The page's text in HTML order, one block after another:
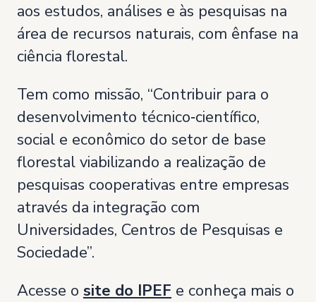
aos estudos, análises e às pesquisas na
área de recursos naturais, com ênfase na
ciência florestal.
Tem como missão, “Contribuir para o
desenvolvimento técnico‐científico,
social e econômico do setor de base
florestal viabilizando a realização de
pesquisas cooperativas entre empresas
através da integração com
Universidades, Centros de Pesquisas e
Sociedade”.
Acesse o site do IPEF e conheça mais o